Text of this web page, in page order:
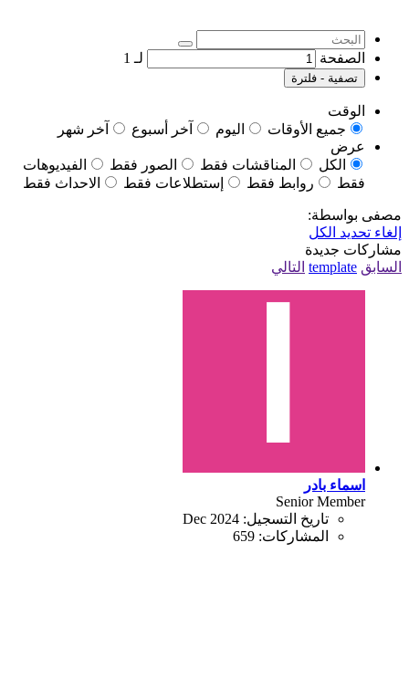
الصفحة لـ 1
تصفية - فلترة
الوقت
جميع الأوقات
اليوم آخر أسبوع
آخر شهر
عرض
الكل
المناقشات فقط الصور فقط
الفيديوهات
فقط
روابط فقط إستطلاعات فقط الاحداث فقط
مصفى بواسطة:
إلغاء تحديد الكل
مشاركات جديدة
السابق template التالي
اسماء بادر
Senior Member
تاريخ التسجيل: Dec 2024
المشاركات: 659